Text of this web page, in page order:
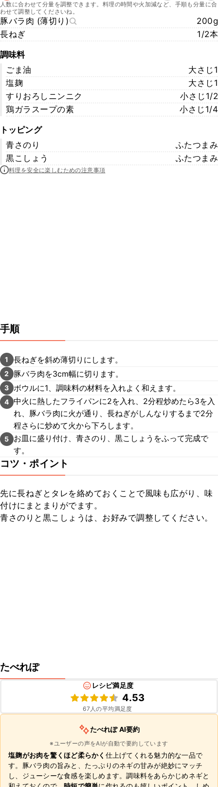
人数に合わせて分量を調整できます。料理の時間や火加減など、手順も分量に合
わせて調整してくださいね。
豚バラ肉 (薄切り)
200g
長ねぎ
1/2本
調味料
ごま油
大さじ1
塩麹
大さじ1
すりおろしニンニク
小さじ1/2
鶏ガラスープの素
小さじ1/4
トッピング
青さのり
ふたつまみ
黒こしょう
ふたつまみ
料理を安全に楽しむための注意事項
手順
1 長ねぎを斜め薄切りにします。
2 豚バラ肉を3cm幅に切ります。
3 ボウルに1、調味料の材料を入れよく和えます。
4 中火に熱したフライパンに2を入れ、2分程炒めたら3を入
れ、豚バラ肉に火が通り、長ねぎがしんなりするまで2分
程さらに炒めて火から下ろします。
5
お皿に盛り付け、青さのり、黒こしょうをふって完成で
す。
コツ・ポイント
先に長ねぎとタレを絡めておくことで風味も広がり、味
付けにまとまりがでます。
青さのりと黒こしょうは、お好みで調整してください。
たべれぽ
レシピ満足度
4.53
67 人の平均満足度
たべれぽ AI要約
※ユーザーの声をAIが自動で要約しています
塩麹がお肉を驚くほど柔らかく 仕上げてくれる魅力的な一品で
す。豚バラ肉の旨みと、たっぷりのネギの甘みが絶妙にマッチ
し、ジューシーな食感を楽しめます。調味料をあらかじめネギと